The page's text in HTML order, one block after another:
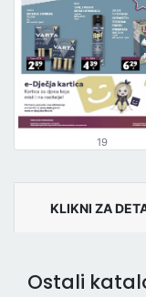
19
KLIKNI ZA
Ostali